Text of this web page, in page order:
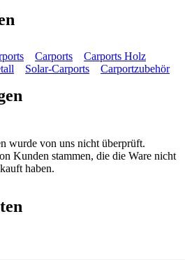
Carports
Carports Holz
Solar-Carports Carportzubehör
wurde von uns nicht überprüft.
Kunden stammen, die die Ware nicht
haben.